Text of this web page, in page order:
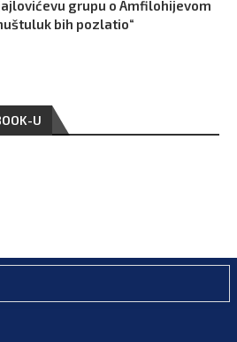
grupu o Amfilohijevom
bih pozlatio“
U